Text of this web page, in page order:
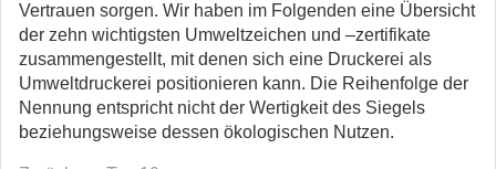
Vertrauen sorgen. Wir haben im Folgenden eine Übersicht
der zehn wichtigsten Umweltzeichen und –zertifikate
zusammengestellt, mit denen sich eine Druckerei als
Umweltdruckerei positionieren kann. Die Reihenfolge der
Nennung entspricht nicht der Wertigkeit des Siegels
beziehungsweise dessen ökologischen Nutzen.